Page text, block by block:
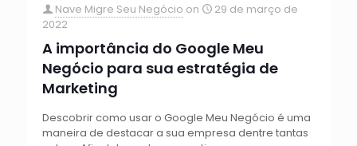
Nave Migre Seu Negócio on
29 de março de
2022
A importância do Google Meu
Negócio para sua estratégia de
Marketing
Descobrir como usar o Google Meu Negócio é uma
maneira de destacar a sua empresa dentre tantas